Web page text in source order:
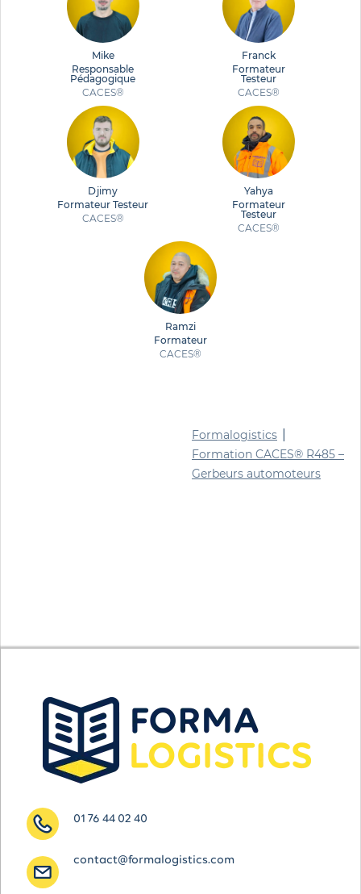
Formalogistics
Formation CACES® R485 –
Gerbeurs automoteurs
Mike
Responsable
Pédagogique
CACES®
Franck
Formateur
Testeur
CACES®
Djimy
Formateur Testeur
CACES®
Yahya
Formateur
Testeur
CACES®
Ramzi
Formateur
CACES®
01 76 44 02 40
contact@formalogistics.com